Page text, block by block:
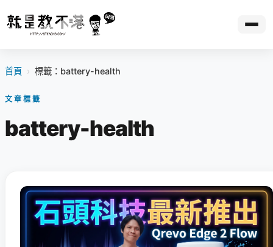
首頁 › 標籤：battery-health
文章標籤
battery-health